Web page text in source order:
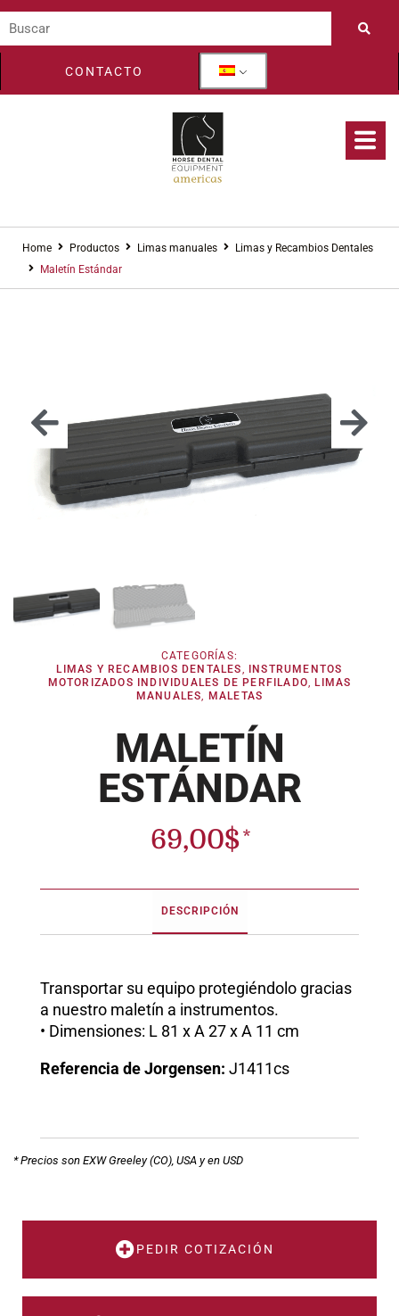
CONTACTO
Home Productos Limas manuales
Limas y Recambios Dentales
Maletín Estándar
CATEGORÍAS:
LIMAS Y RECAMBIOS DENTALES,
INSTRUMENTOS
MOTORIZADOS INDIVIDUALES DE PERFILADO, LIMAS
MANUALES, MALETAS
MALETÍN
ESTÁNDAR
69,00$
DESCRIPCIÓN
Transportar su equipo protegiéndolo gracias
a nuestro maletín a instrumentos.
• Dimensiones: L 81 x A 27 x A 11 cm
Referencia de Jorgensen: J1411cs
* Precios son EXW Greeley (CO), USA y en USD
PEDIR COTIZACIÓN